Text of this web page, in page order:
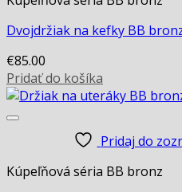
Dvojdržiak na kefky BB
€85.00
Pridať do košíka
Pridaj do
Kúpeľňová séria BB bronz